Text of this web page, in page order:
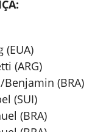
(EUA)
(ARG)
(BRA)
(SUI)
(BRA)